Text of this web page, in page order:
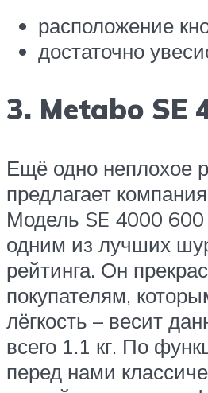
расположение
достаточно
3. Metabo SE
Ещё одно неплохое
предлагает
Модель SE 4000 600
одним из лучших
рейтинга. Он
покупателям,
лёгкость – весит
всего 1.1 кг. По
перед нами